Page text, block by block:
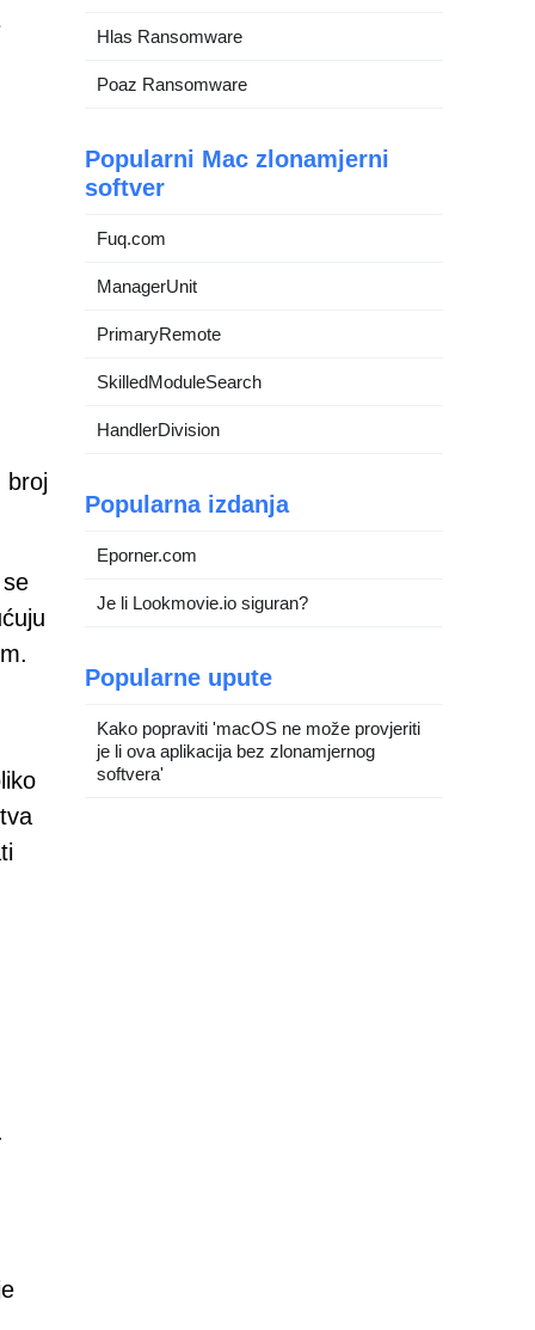
broj
Hlas Ransomware
Poaz Ransomware
Popularni Mac zlonamjerni
softver
Fuq.com
ManagerUnit
PrimaryRemote
SkilledModuleSearch
HandlerDivision
Popularna izdanja
Eporner.com
Je li Lookmovie.io siguran?
Popularne upute
Kako popraviti 'macOS ne može provjeriti
je li ova aplikacija bez zlonamjernog
softvera'